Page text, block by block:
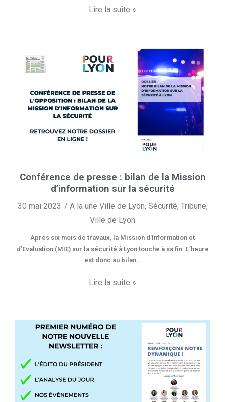
Lire la suite »
Conférence de presse : bilan de la Mission
d’information sur la sécurité
30 mai 2023 A la une Ville de Lyon, Sécurité, Tribune,
Ville de Lyon
Après six mois de travaux, la Mission d’Information et
d’Evaluation (MIE) sur la sécurité à Lyon touche à sa fin. L’heure
est donc au bilan…
Lire la suite »